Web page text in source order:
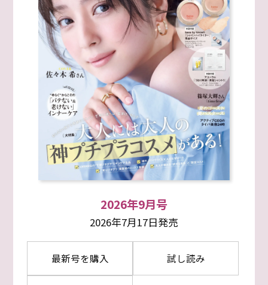
2026年9月号
2026年7月17日発売
最新号を購入 試し読み